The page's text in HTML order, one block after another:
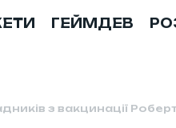
ГЕЙМДЕВ
з вакцинації